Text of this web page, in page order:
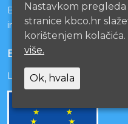
Bolnice s kojima je
integraciji
EU PROJEKTI
Lista projekata
Nastavkom
stranice kbco.hr
korištenjem kolačića.
više.
Ok, hvala